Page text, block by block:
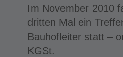
Im November 2010
dritten Mal ein
Bauhofleiter statt –
KGSt.